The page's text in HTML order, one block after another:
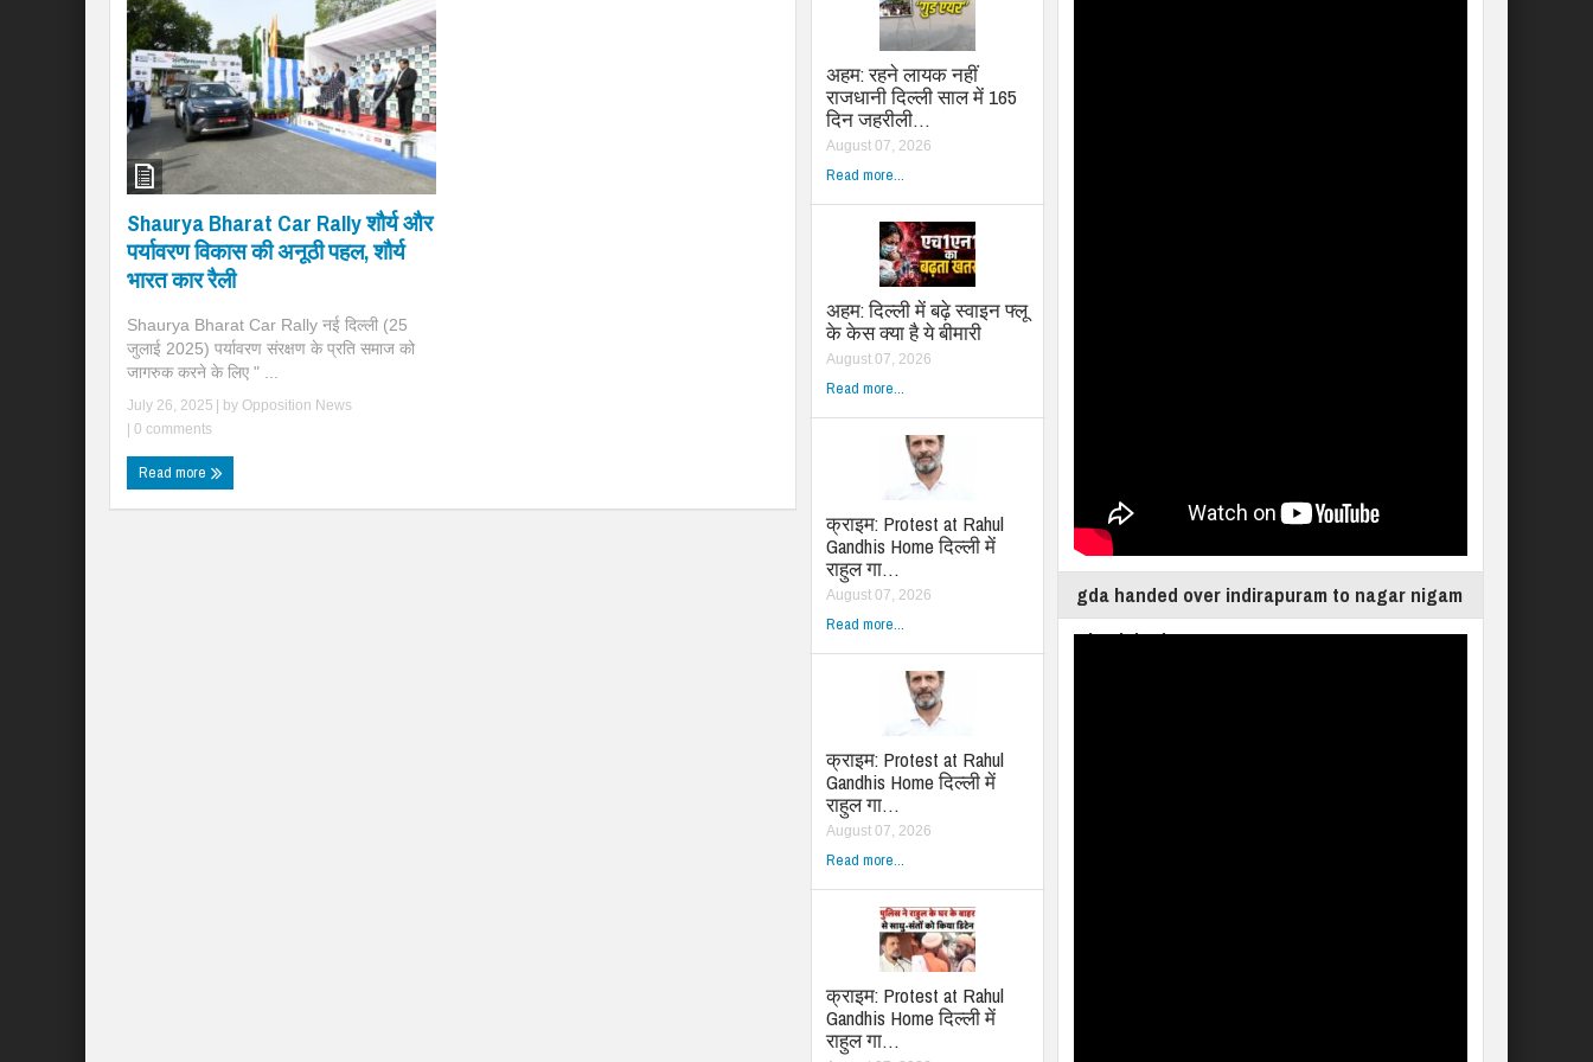
Shaurya Bharat Car Rally शौर्य और
पर्यावरण विकास की अनूठी पहल, शौर्य
भारत कार रैली
Shaurya Bharat Car Rally नई दिल्ली (25
जुलाई 2025) पर्यावरण संरक्षण के प्रति समाज को
जागरुक करने के लिए " ...
July 26, 2025 | by Opposition News
0 comments
Read more
अहम: रहने लायक नहीं
राजधानी दिल्ली साल में 165
दिन जहरीली…
August 07, 2026
Read more...
अहम: दिल्ली में बढ़े स्वाइन फ्लू
के केस क्या है ये बीमारी
August 07, 2026
Read more...
क्राइम: Protest at Rahul
Gandhis Home दिल्ली में
राहुल गा…
August 07, 2026
Read more...
क्राइम: Protest at Rahul
Gandhis Home दिल्ली में
राहुल गा…
August 07, 2026
Read more...
क्राइम: Protest at Rahul
Gandhis Home दिल्ली में
राहुल गा…
gda handed over indirapuram to nagar nigam
ghaziabad